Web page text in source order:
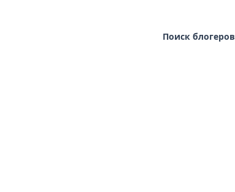
Поиск блогеров